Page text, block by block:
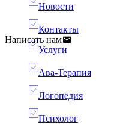
Новости
Контакты
Написать нам
Услуги
Ава-Терапия
Логопедия
Психолог